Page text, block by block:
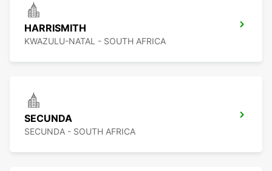
HARRISMITH
KWAZULU-NATAL - SOUTH AFRICA
SECUNDA
SECUNDA - SOUTH AFRICA